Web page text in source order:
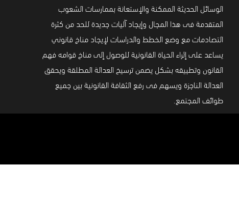
الوسائل الحديثة الممكنة والإستعانة بممارسات الشعوب
المتقدمة فى هذا المجال وإيجاد آليات جديدة للحد من كثرة
التصادمات مع وضع الخطط والدراسات لإيجاد مناخ قانوني
يساعد على إثراء الحياة القانونية للوصول إلى مناخ قوامه فهم
القانون وتطبيقه بشكل يضمن ترسيخ العدالة المطلقة ويحقق
العدالة الناجزة ويسهم فى رفع الثقافة القانونية بين جميع
طوائف المجتمع.